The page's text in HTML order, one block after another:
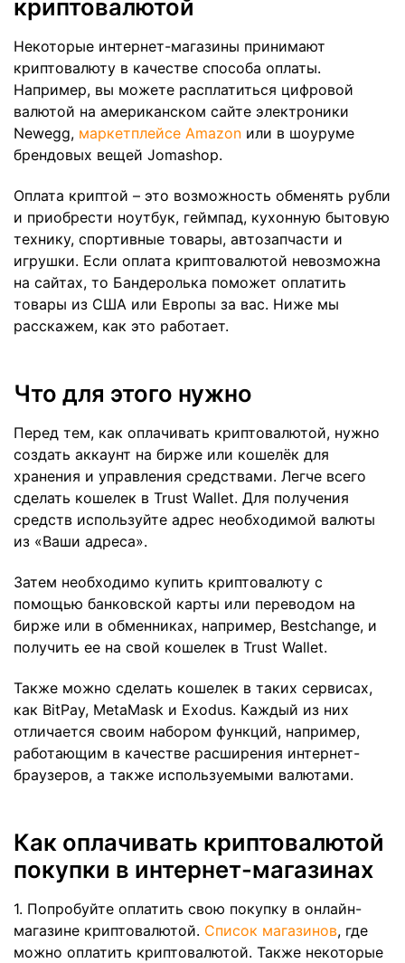
криптовалютой
Некоторые интернет-магазины принимают
криптовалюту в качестве способа оплаты.
Например, вы можете расплатиться цифровой
валютой на американском сайте электроники
Newegg, маркетплейсе Amazon или в шоуруме
брендовых вещей Jomashop.
Оплата криптой – это возможность обменять рубли
и приобрести ноутбук, геймпад, кухонную бытовую
технику, спортивные товары, автозапчасти и
игрушки. Если оплата криптовалютой невозможна
на сайтах, то Бандеролька поможет оплатить
товары из США или Европы за вас. Ниже мы
расскажем, как это работает.
Что для этого нужно
Перед тем, как оплачивать криптовалютой, нужно
создать аккаунт на бирже или кошелёк для
хранения и управления средствами. Легче всего
сделать кошелек в Trust Wallet. Для получения
средств используйте адрес необходимой валюты
из «Ваши адреса».
Затем необходимо купить криптовалюту с
помощью банковской карты или переводом на
бирже или в обменниках, например, Bestchange, и
получить ее на свой кошелек в Trust Wallet.
Также можно сделать кошелек в таких сервисах,
как BitPay, MetaMask и Exodus. Каждый из них
отличается своим набором функций, например,
работающим в качестве расширения интернет-
браузеров, а также используемыми валютами.
Как оплачивать криптовалютой
покупки в интернет-магазинах
1. Попробуйте оплатить свою покупку в онлайн-
магазине криптовалютой. Список магазинов, где
можно оплатить криптовалютой. Также некоторые